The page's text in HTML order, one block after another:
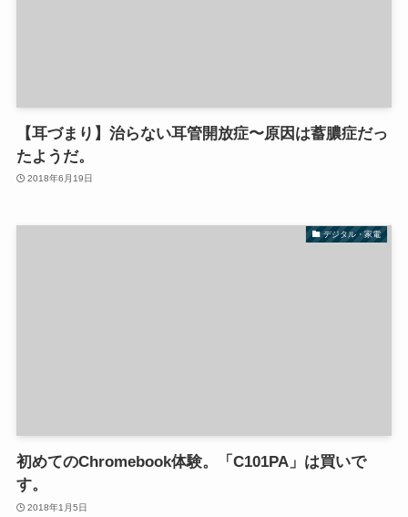
【耳づまり】治らない耳管開放症〜原因は蓄膿症だっ
たようだ。
2018年6月19日
デジタル・家電
初めてのChromebook体験。「C101PA」は買いで
す。
2018年1月5日